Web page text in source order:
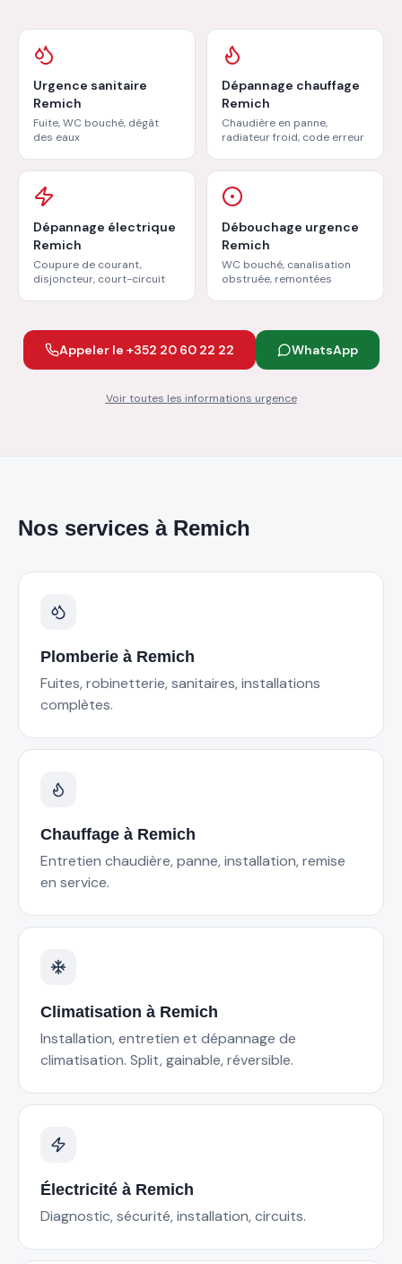
Urgence sanitaire
Remich
Fuite, WC bouché, dégât
des eaux
Dépannage chauffage
Remich
Chaudière en panne,
radiateur froid, code erreur
Dépannage électrique
Remich
Coupure de courant,
disjoncteur, court-circuit
Débouchage urgence
Remich
WC bouché, canalisation
obstruée, remontées
Appeler le +352 20 60 22 22 WhatsApp
Voir toutes les informations urgence
Nos services à Remich
Plomberie à Remich
Fuites, robinetterie, sanitaires, installations
complètes.
Chauffage à Remich
Entretien chaudière, panne, installation, remise
en service.
Climatisation à Remich
Installation, entretien et dépannage de
climatisation. Split, gainable, réversible.
Électricité à Remich
Diagnostic, sécurité, installation, circuits.